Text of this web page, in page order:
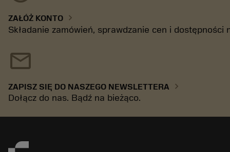
ZAŁÓŻ KONTO chevron_right
Składanie zamówień, sprawdzanie cen i dostępności
mail
ZAPISZ SIĘ DO NASZEGO NEWSLETTERA chevron_right
Dołącz do nas. Bądź na bieżąco.